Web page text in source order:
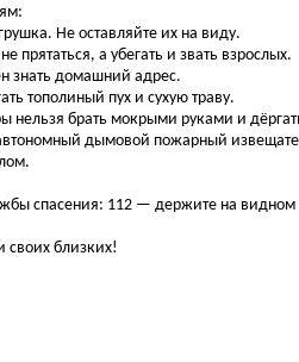
Не оставляйте их на виду.
прятаться, а убегать и звать взрослых.
знать домашний адрес.
тополиный пух и сухую траву.
нельзя брать мокрыми руками и
дымовой пожарный
спасения: 112 — держите на видном
своих близких!